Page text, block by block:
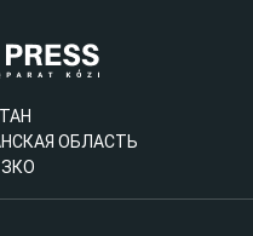
ОБЛАСТЬ